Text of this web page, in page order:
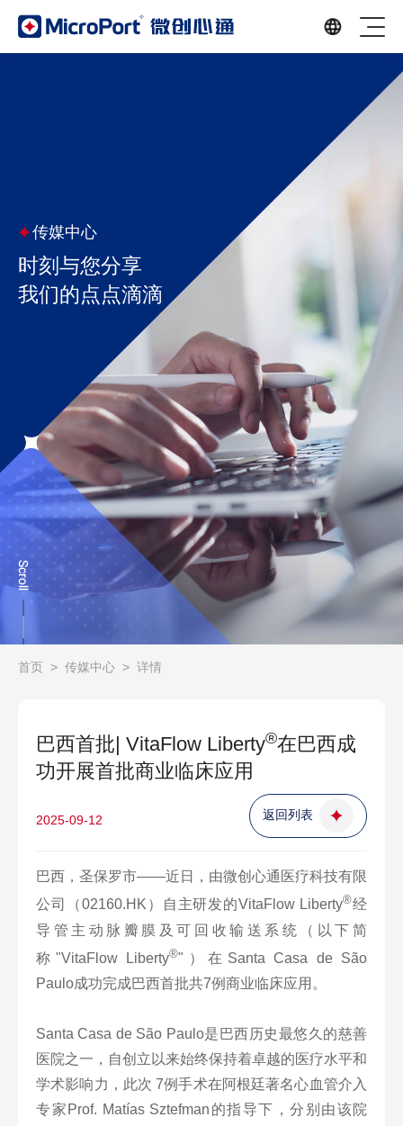
传媒中心
时刻与您分享
我们的点点滴滴
首页 > 传媒中心 > 详情
巴西首批| VitaFlow Liberty®在巴西成
功开展首批商业临床应用
2025-09-12 返回列表
巴西，圣保罗市——近日，由微创心通医疗科技有限
公司（02160.HK）自主研发的VitaFlow Liberty®经
导管主动脉瓣膜及可回收输送系统（以下简
称"VitaFlow Liberty®"）在Santa Casa de São
Paulo成功完成巴西首批共7例商业临床应用。
Santa Casa de São Paulo是巴西历史最悠久的慈善
医院之一，自创立以来始终保持着卓越的医疗水平和
学术影响力，此次 7例手术在阿根廷著名心血管介入
专家Prof. Matías Sztefman的指导下，分别由该院